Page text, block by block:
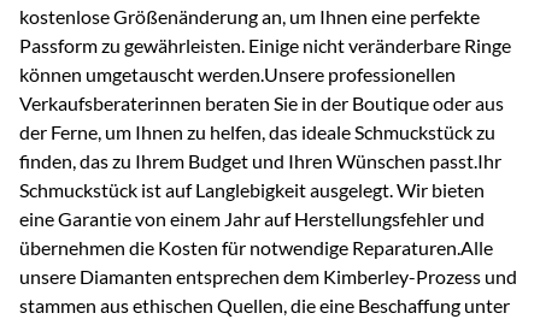
kostenlose Größenänderung an, um Ihnen eine perfekte
Passform zu gewährleisten. Einige nicht veränderbare Ringe
können umgetauscht werden.Unsere professionellen
Verkaufsberaterinnen beraten Sie in der Boutique oder aus
der Ferne, um Ihnen zu helfen, das ideale Schmuckstück zu
finden, das zu Ihrem Budget und Ihren Wünschen passt.Ihr
Schmuckstück ist auf Langlebigkeit ausgelegt. Wir bieten
eine Garantie von einem Jahr auf Herstellungsfehler und
übernehmen die Kosten für notwendige Reparaturen.Alle
unsere Diamanten entsprechen dem Kimberley-Prozess und
stammen aus ethischen Quellen, die eine Beschaffung unter